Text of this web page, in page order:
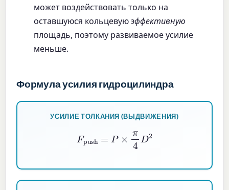
может воздействовать только на
оставшуюся кольцевуюэффективную
площадь, поэтому развиваемое усилие
меньше.
Формула усилия гидроцилиндра
УСИЛИЕ ТОЛКАНИЯ (ВЫДВИЖЕНИЯ)
4D 2